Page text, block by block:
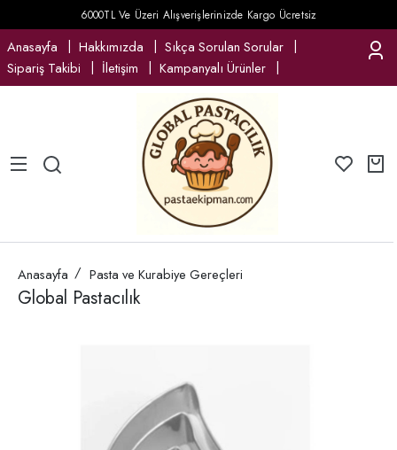
6000TL Ve Üzeri Alışverişlerinizde Kargo Ücretsiz
Anasayfa Hakkımızda
Sıkça Sorulan Sorular
Sipariş Takibi
İletişim Kampanyalı Ürünler
Anasayfa Pasta ve Kurabiye Gereçleri
Global Pastacılık